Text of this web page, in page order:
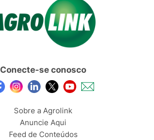
Conecte-se conosco
Sobre a Agrolink
Anuncie Aqui
Feed de Conteúdos